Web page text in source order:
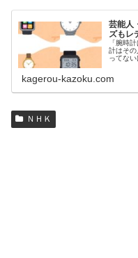
芸能人
ズもレ
「腕時
計はそ
ってな
kagerou-kazoku.com
ＮＨＫ